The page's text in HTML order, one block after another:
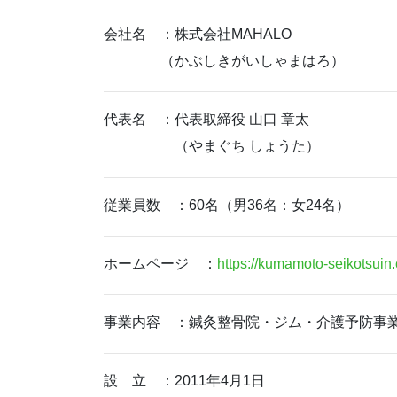
会社名 ：株式会社MAHALO
（かぶしきがいしゃまはろ）
代表名 ：代表取締役 山口 章太
（やまぐち しょうた）
従業員数 ：60名（男36名：女24名）
ホームページ ： https://kumamoto-
事業内容 ：鍼灸整骨院・ジム・介護予防事
設 立 ：2011年4月1日